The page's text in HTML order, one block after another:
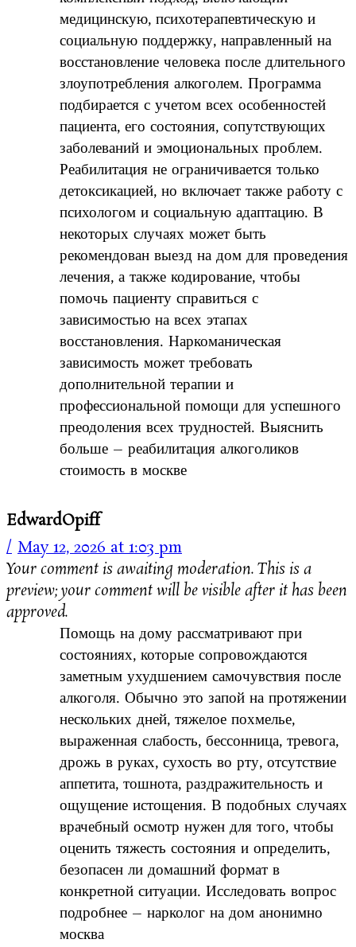
медицинскую, психотерапевтическую и
социальную поддержку, направленный на
восстановление человека после длительного
злоупотребления алкоголем. Программа
подбирается с учетом всех особенностей
пациента, его состояния, сопутствующих
заболеваний и эмоциональных проблем.
Реабилитация не ограничивается только
детоксикацией, но включает также работу с
психологом и социальную адаптацию. В
некоторых случаях может быть
рекомендован выезд на дом для проведения
лечения, а также кодирование, чтобы
помочь пациенту справиться с
зависимостью на всех этапах
восстановления. Наркоманическая
зависимость может требовать
дополнительной терапии и
профессиональной помощи для успешного
преодоления всех трудностей. Выяснить
больше – реабилитация алкоголиков
стоимость в москве
EdwardOpiff
May 12, 2026 at 1:03 pm
Your comment is awaiting moderation. This is a
preview; your comment will be visible after it has been
approved.
Помощь на дому рассматривают при
состояниях, которые сопровождаются
заметным ухудшением самочувствия после
алкоголя. Обычно это запой на протяжении
нескольких дней, тяжелое похмелье,
выраженная слабость, бессонница, тревога,
дрожь в руках, сухость во рту, отсутствие
аппетита, тошнота, раздражительность и
ощущение истощения. В подобных случаях
врачебный осмотр нужен для того, чтобы
оценить тяжесть состояния и определить,
безопасен ли домашний формат в
конкретной ситуации. Исследовать вопрос
подробнее – нарколог на дом анонимно
москва